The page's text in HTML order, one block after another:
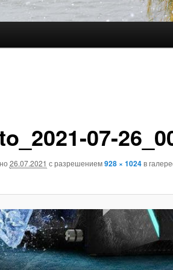
07-
26.07.2021 с разрешением928 × 1024в